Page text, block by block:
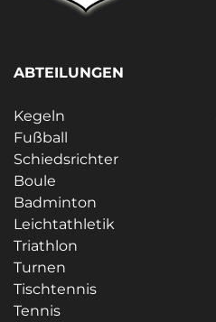
ABTEILUNGEN
Kegeln
Fußball
Schiedsrichter
Boule
Badminton
Leichtathletik
Triathlon
Turnen
Tischtennis
Tennis